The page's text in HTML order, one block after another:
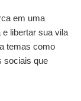
em uma
libertar sua vila
temas como
sociais que